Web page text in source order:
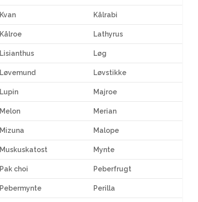
Kvan Kålrabi
Kålroe Lathyrus
Lisianthus Løg
Løvemund Løvstikke
Lupin Majroe
Melon Merian
Mizuna Malope
Muskuskatost Mynte
Pak choi Peberfrugt
Pebermynte Perilla